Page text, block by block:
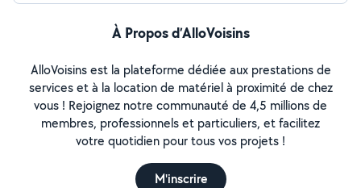
À Propos d’AlloVoisins
AlloVoisins est la plateforme dédiée aux prestations de
services et à la location de matériel à proximité de chez
vous ! Rejoignez notre communauté de 4,5 millions de
membres, professionnels et particuliers, et facilitez
votre quotidien pour tous vos projets !
M'inscrire